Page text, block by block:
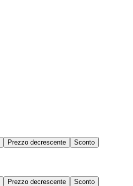
Prezzo decrescente Sconto
Prezzo decrescente Sconto